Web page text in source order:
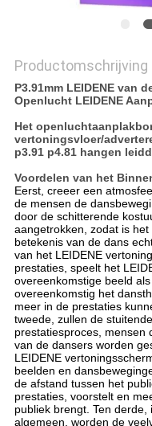
Productomschrijving
P3.91mm LEIDENE van
Openlucht LEIDENE
Het
vertoningsvloer/
p3.91 p4.81 hangen
Voordelen van het
Eerst, creeer een
de mensen de
door de schitterende
aangetrokken, zodat is
betekenis van de dans
van het LEIDENE
prestaties, speelt het
overeenkomstige beeld
overeenkomstig het
meer in de prestaties
tweede, zullen de
prestatiesproces, mensen
van de dansers worden
LEIDENE
beelden en
de afstand tussen het
prestaties, voorstelt en
publiek brengt. Ten
algemeen, worden de